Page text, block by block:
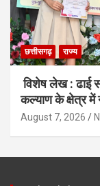
छत्तीसगढ़ राज्य
विशेष लेख : ढाई
कल्याण के क्षेत्र में
August 7, 2026